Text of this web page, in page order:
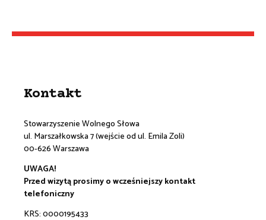
Kontakt
Stowarzyszenie Wolnego Słowa
ul. Marszałkowska 7 (wejście od ul. Emila Zoli)
00-626 Warszawa
UWAGA!
Przed wizytą prosimy o wcześniejszy kontakt
telefoniczny
KRS: 0000195433